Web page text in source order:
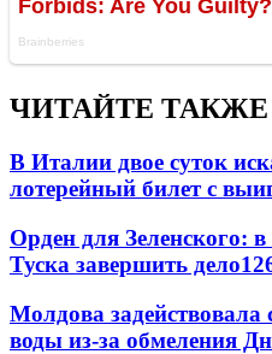
ЧИТАЙТЕ ТАКЖЕ
В Италии двое суток
лотерейный билет с
Орден для Зеленского:
Туска завершить дело
Молдова задействовала
воды из-за обмеления